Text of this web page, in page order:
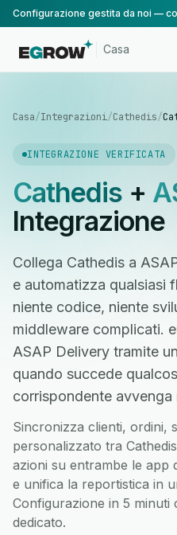
Casa
Casa/Integrazioni/Cathedis/
INTEGRAZIONE VERIFICATA
Cathedis+
Integrazione
Collega Cathedis a
e automatizza qualsiasi
niente codice, niente
middleware complicati.
ASAP Delivery tramite
quando succede
corrispondente
Sincronizza clienti, ordini,
personalizzato tra
azioni su entrambe le app
e unifica la reportistica in
Configurazione in 5
dedicato.